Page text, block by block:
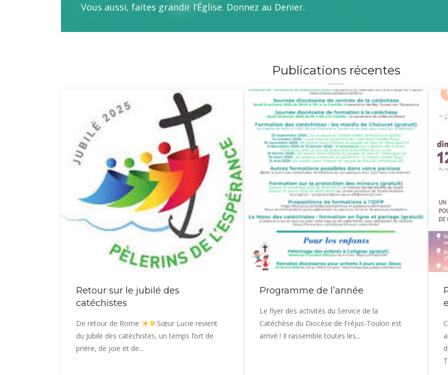
Vous aussi, faites grandir l’Église. Donnez au Denier.
Publications récentes
Retour sur le jubilé des
catéchistes
De retour de Rome
Sœur Lucie revient
du Jubilé des catéchistes, un temps fort de
prière, de joie et de...
Programme de l’année
Le flyer des activités du Service de la
Catéchèse du Diocèse de Fréjus-Toulon est
arrivé ! Il rassemble toutes les...